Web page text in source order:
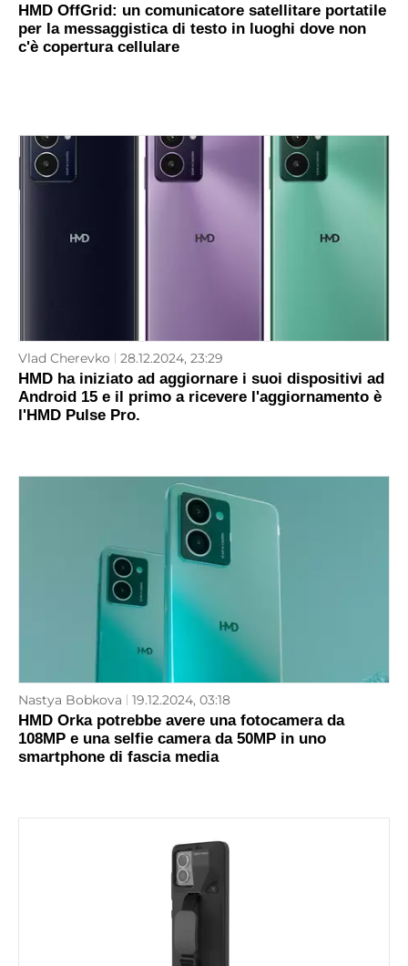
HMD OffGrid: un comunicatore satellitare portatile
per la messaggistica di testo in luoghi dove non
c'è copertura cellulare
Vlad Cherevko 28.12.2024, 23:29
HMD ha iniziato ad aggiornare i suoi dispositivi ad
Android 15 e il primo a ricevere l'aggiornamento è
l'HMD Pulse Pro.
Nastya Bobkova 19.12.2024, 03:18
HMD Orka potrebbe avere una fotocamera da
108MP e una selfie camera da 50MP in uno
smartphone di fascia media